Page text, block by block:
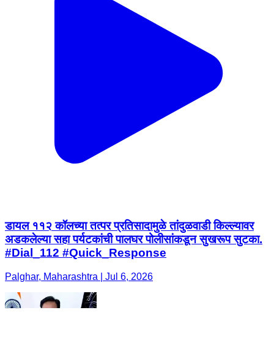
डायल ११२ कॉलच्या तत्पर प्रतिसादामुळे तांदुळवाडी किल्ल्यावर
अडकलेल्या सहा पर्यटकांची पालघर पोलीसांकडून सुखरूप सुटका.
#Dial_112 #Quick_Response
Palghar, Maharashtra | Jul 6, 2026